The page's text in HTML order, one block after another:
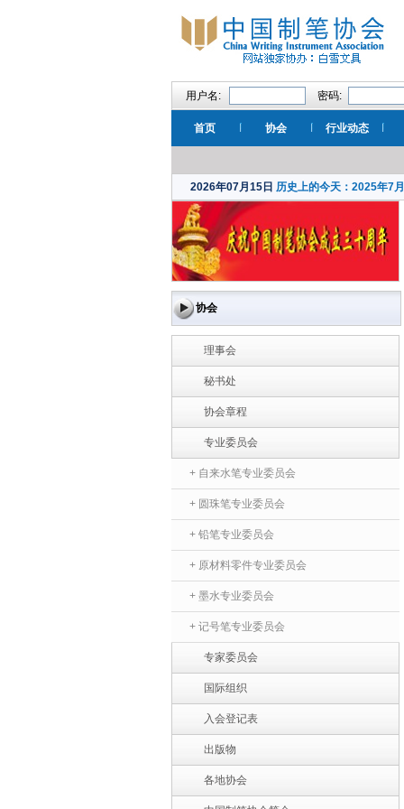
用户名: 密码:
首页 协会 行业动态
2026年07月15日 历史上的今天：2025年7
协会
理事会
秘书处
协会章程
专业委员会
+ 自来水笔专业委员会
+ 圆珠笔专业委员会
+ 铅笔专业委员会
+ 原材料零件专业委员会
+ 墨水专业委员会
+ 记号笔专业委员会
专家委员会
国际组织
入会登记表
出版物
各地协会